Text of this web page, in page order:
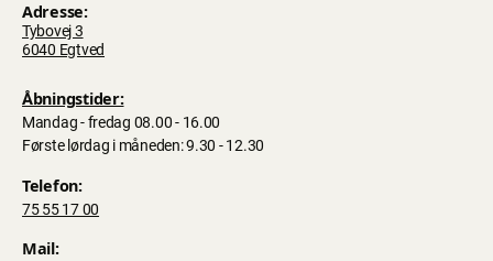
Adresse:
Tybovej 3
6040 Egtved
Åbningstider:
Mandag - fredag 08.00 - 16.00
Første lørdag i måneden: 9.30 - 12.30
Telefon:
75 55 17 00
Mail: